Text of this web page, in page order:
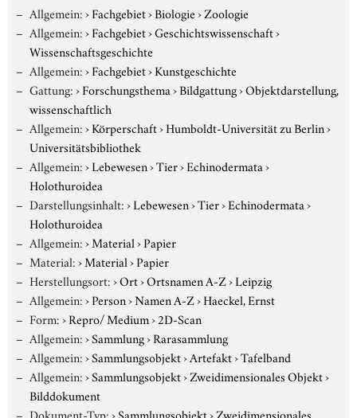
Allgemein:›Fachgebiet›Biologie›Zoologie
Allgemein:›Fachgebiet›Geschichtswissenschaft›
Wissenschaftsgeschichte
Allgemein:›Fachgebiet›Kunstgeschichte
Gattung:›Forschungsthema›Bildgattung›Objektdarstellung,
wissenschaftlich
Allgemein:›Körperschaft›Humboldt-Universität zu Berlin›
Universitätsbibliothek
Allgemein:›Lebewesen›Tier›Echinodermata›
Holothuroidea
Darstellungsinhalt:›Lebewesen›Tier›Echinodermata›
Holothuroidea
Allgemein:›Material›Papier
Material:›Material›Papier
Herstellungsort:›Ort›Ortsnamen A-Z›Leipzig
Allgemein:›Person›Namen A-Z›Haeckel, Ernst
Form:›Repro/ Medium›2D-Scan
Allgemein:›Sammlung›Rarasammlung
Allgemein:›Sammlungsobjekt›Artefakt›Tafelband
Allgemein:›Sammlungsobjekt›Zweidimensionales Objekt›
Bilddokument
Dokument-Typ:›Sammlungsobjekt›Zweidimensionales